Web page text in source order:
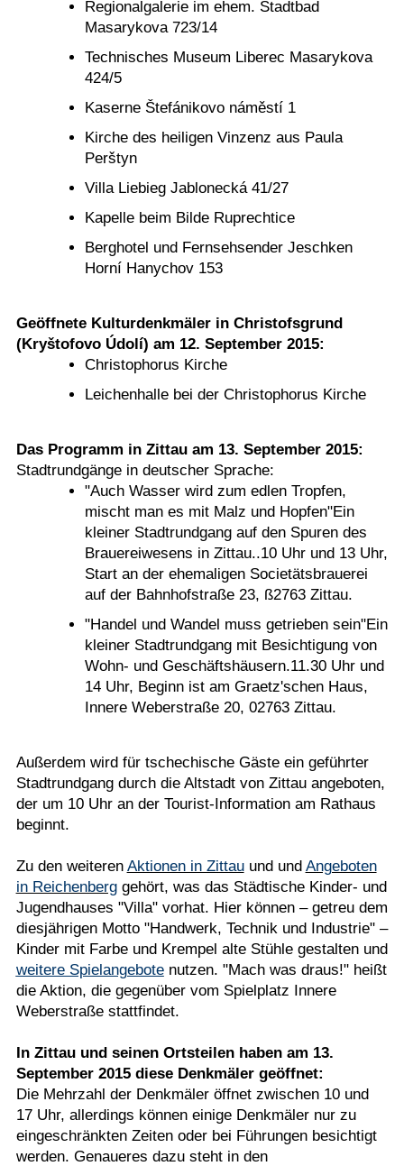
Regionalgalerie im ehem. Stadtbad
Masarykova 723/14
Technisches Museum Liberec Masarykova
424/5
Kaserne Štefánikovo náměstí 1
Kirche des heiligen Vinzenz aus Paula
Perštyn
Villa Liebieg Jablonecká 41/27
Kapelle beim Bilde Ruprechtice
Berghotel und Fernsehsender Jeschken
Horní Hanychov 153
Geöffnete Kulturdenkmäler in Christofsgrund
(Kryštofovo Údolí) am 12. September 2015:
Christophorus Kirche
Leichenhalle bei der Christophorus Kirche
Das Programm in Zittau am 13. September 2015:
Stadtrundgänge in deutscher Sprache:
"Auch Wasser wird zum edlen Tropfen,
mischt man es mit Malz und Hopfen"Ein
kleiner Stadtrundgang auf den Spuren des
Brauereiwesens in Zittau..10 Uhr und 13 Uhr,
Start an der ehemaligen Societätsbrauerei
auf der Bahnhofstraße 23, ß2763 Zittau.
"Handel und Wandel muss getrieben sein"Ein
kleiner Stadtrundgang mit Besichtigung von
Wohn- und Geschäftshäusern.11.30 Uhr und
14 Uhr, Beginn ist am Graetz'schen Haus,
Innere Weberstraße 20, 02763 Zittau.
Außerdem wird für tschechische Gäste ein geführter
Stadtrundgang durch die Altstadt von Zittau angeboten,
der um 10 Uhr an der Tourist-Information am Rathaus
beginnt.
Zu den weiteren Aktionen in Zittauund und Angeboten
in Reichenberggehört, was das Städtische Kinder- und
Jugendhauses "Villa" vorhat. Hier können – getreu dem
diesjährigen Motto "Handwerk, Technik und Industrie" –
Kinder mit Farbe und Krempel alte Stühle gestalten und
weitere Spielangebotenutzen. "Mach was draus!" heißt
die Aktion, die gegenüber vom Spielplatz Innere
Weberstraße stattfindet.
In Zittau und seinen Ortsteilen haben am 13.
September 2015 diese Denkmäler geöffnet:
Die Mehrzahl der Denkmäler öffnet zwischen 10 und
17 Uhr, allerdings können einige Denkmäler nur zu
eingeschränkten Zeiten oder bei Führungen besichtigt
werden. Genaueres dazu steht in den